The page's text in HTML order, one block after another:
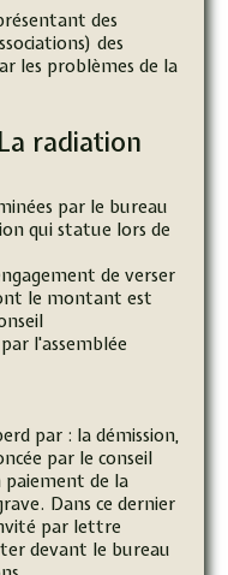
des
des
les problèmes de la
radiation
par le bureau
qui statue lors de
de verser
le montant est
l'assemblée
par : la démission,
par le conseil
de la
Dans ce dernier
par lettre
devant le bureau